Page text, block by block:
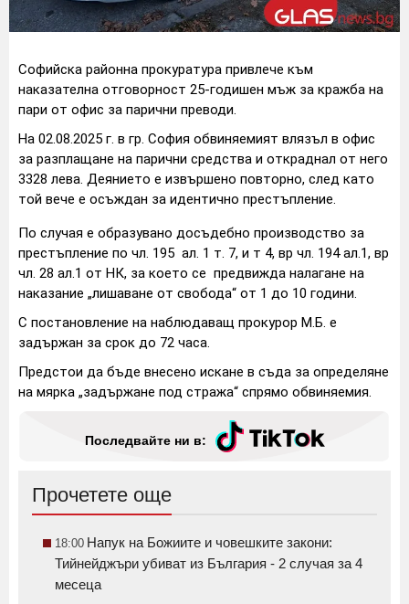
Софийска районна прокуратура привлече към
наказателна отговорност 25-годишен мъж за кражба на
пари от офис за парични преводи.
На 02.08.2025 г. в гр. София обвиняемият влязъл в офис
за разплащане на парични средства и откраднал от него
3328 лева. Деянието е извършено повторно, след като
той вече е осъждан за идентично престъпление.
По случая е образувано досъдебно производство за
престъпление по чл. 195 ал. 1 т. 7, и т 4, вр чл. 194 ал.1, вр
чл. 28 ал.1 от НК, за което се предвижда налагане на
наказание „лишаване от свобода“ от 1 до 10 години.
С постановление на наблюдаващ прокурор М.Б. е
задържан за срок до 72 часа.
Предстои да бъде внесено искане в съда за определяне
на мярка „задържане под стража“ спрямо обвиняемия.
Последвайте ни в:
Прочетете още
18:00 Напук на Божиите и човешките закони:
Тийнейджъри убиват из България - 2 случая за 4
месеца